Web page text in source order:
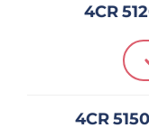
4CR
4CR